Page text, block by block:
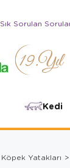
Sık Sorulan
Kedi
Köpek Yatakları